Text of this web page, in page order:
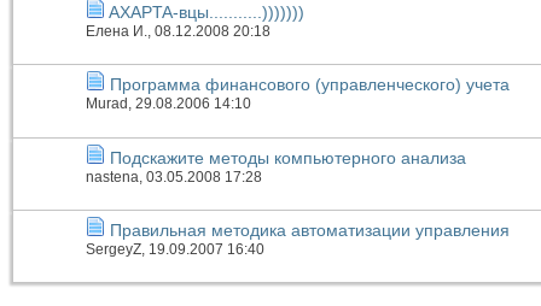
AXAPTA-вцы...........)))))))
Елена И. , 08.12.2008 20:18
Программа финансового (управленческого) учета
Murad , 29.08.2006 14:10
Подскажите методы компьютерного анализа
nastena , 03.05.2008 17:28
Правильная методика автоматизации управления
SergeyZ, 19.09.2007 16:40